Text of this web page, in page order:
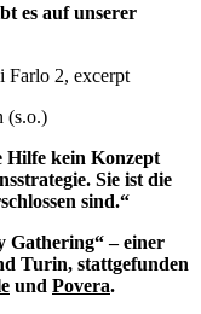
es auf unserer
2, excerpt
(s.o.)
Hilfe kein Konzept
Sie ist die
sind.“
Gathering“ – einer
Turin, stattgefunden
und Povera.